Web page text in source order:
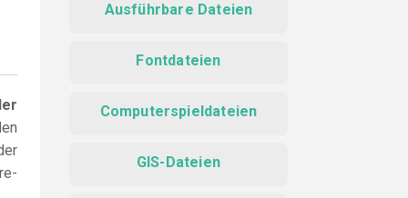
Ausführbare Dateien
Fontdateien
Computerspieldateien
GIS-Dateien